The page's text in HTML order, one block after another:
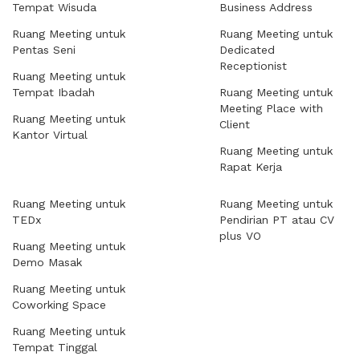
Tempat Wisuda
Ruang Meeting untuk
Pentas Seni
Ruang Meeting untuk
Tempat Ibadah
Ruang Meeting untuk
Kantor Virtual
Business Address
Ruang Meeting untuk
Dedicated
Receptionist
Ruang Meeting untuk
Meeting Place with
Client
Ruang Meeting untuk
Rapat Kerja
Ruang Meeting untuk
TEDx
Ruang Meeting untuk
Demo Masak
Ruang Meeting untuk
Coworking Space
Ruang Meeting untuk
Tempat Tinggal
Ruang Meeting untuk
Pendirian PT atau CV
plus VO